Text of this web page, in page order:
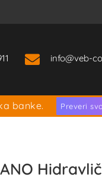
info veb-
banke. Preveri